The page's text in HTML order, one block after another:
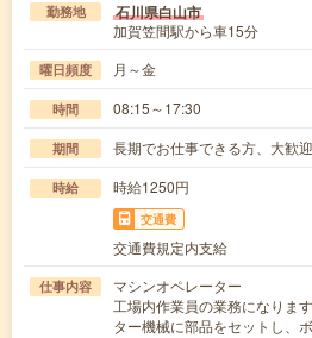
勤務地 石川県白山市
加賀笠間駅から車15分
曜日頻度 月～金
時間 08:15～17:30
期間 長期でお仕事できる方、大歓迎
時給 時給1250円
交通費
交通費規定内支給
仕事内容
マシンオペレーター
工場内作業員の業務になりま
ター機械に部品をセットし、